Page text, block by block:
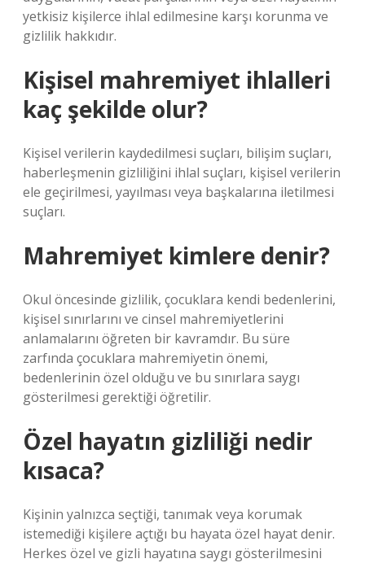
yetkisiz kişilerce ihlal edilmesine karşı korunma ve
gizlilik hakkıdır.
Kişisel mahremiyet ihlalleri
kaç şekilde olur?
Kişisel verilerin kaydedilmesi suçları, bilişim suçları,
haberleşmenin gizliliğini ihlal suçları, kişisel verilerin
ele geçirilmesi, yayılması veya başkalarına iletilmesi
suçları.
Mahremiyet kimlere denir?
Okul öncesinde gizlilik, çocuklara kendi bedenlerini,
kişisel sınırlarını ve cinsel mahremiyetlerini
anlamalarını öğreten bir kavramdır. Bu süre
zarfında çocuklara mahremiyetin önemi,
bedenlerinin özel olduğu ve bu sınırlara saygı
gösterilmesi gerektiği öğretilir.
Özel hayatın gizliliği nedir
kısaca?
Kişinin yalnızca seçtiği, tanımak veya korumak
istemediği kişilere açtığı bu hayata özel hayat denir.
Herkes özel ve gizli hayatına saygı gösterilmesini